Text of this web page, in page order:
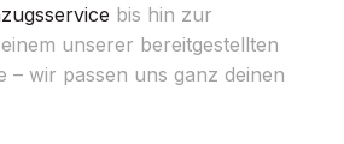
bis hin zur
unserer bereitgestellten
– wir passen uns ganz deinen